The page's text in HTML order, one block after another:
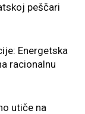
peščari
Energetska
racionalnu
utiče na